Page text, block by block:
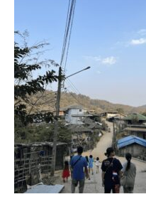
カナダ
カンボジア
スリランカ
セブ
タイ
台湾